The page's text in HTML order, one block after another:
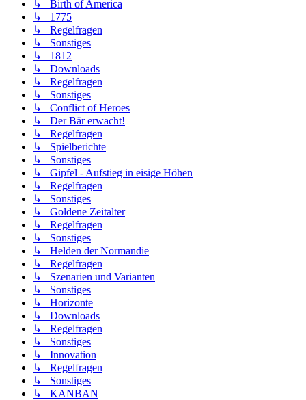
↳ Birth of America
↳ 1775
↳ Regelfragen
↳ Sonstiges
↳ 1812
↳ Downloads
↳ Regelfragen
↳ Sonstiges
↳ Conflict of Heroes
↳ Der Bär erwacht!
↳ Regelfragen
↳ Spielberichte
↳ Sonstiges
↳ Gipfel - Aufstieg in eisige Höhen
↳ Regelfragen
↳ Sonstiges
↳ Goldene Zeitalter
↳ Regelfragen
↳ Sonstiges
↳ Helden der Normandie
↳ Regelfragen
↳ Szenarien und Varianten
↳ Sonstiges
↳ Horizonte
↳ Downloads
↳ Regelfragen
↳ Sonstiges
↳ Innovation
↳ Regelfragen
↳ Sonstiges
↳ KANBAN